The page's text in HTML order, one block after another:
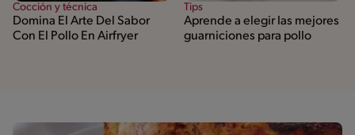
Cocción y técnica
Domina El Arte Del Sabor
Con El Pollo En Airfryer
Tips
Aprende a elegir las mejores
guarniciones para pollo